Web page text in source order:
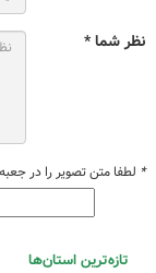
نظر شما *
* لطفا متن تصویر را در
تازه‌ترین استان‌ها